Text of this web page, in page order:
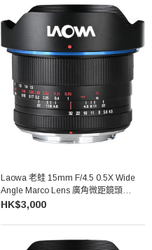
Laowa 老蛙 15mm F/4.5 0.5X Wide
Angle Marco Lens 廣角微距鏡頭
Nikon F
HK$3,000